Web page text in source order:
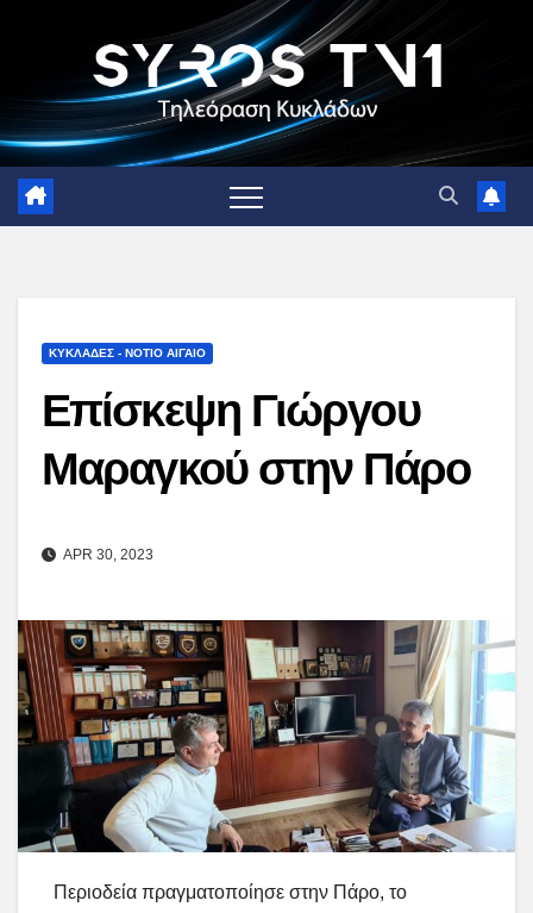
ΚΥΚΛΑΔΕΣ - ΝΟΤΙΟ ΑΙΓΑΙΟ
Επίσκεψη Γιώργου
Μαραγκού στην Πάρο
APR 30, 2023
Περιοδεία πραγματοποίησε στην Πάρο, το